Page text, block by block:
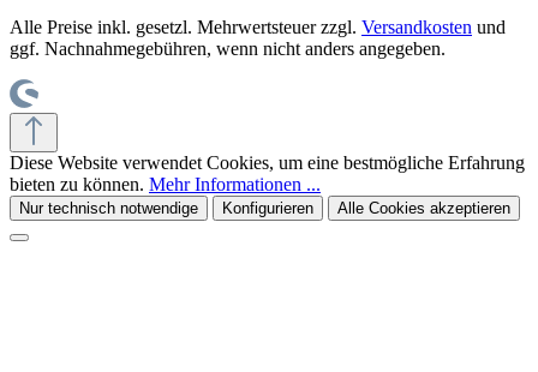
Alle Preise inkl. gesetzl. Mehrwertsteuer zzgl. Versandkosten und
ggf. Nachnahmegebühren, wenn nicht anders angegeben.
Diese Website verwendet Cookies, um eine bestmögliche Erfahrung
bieten zu können. Mehr Informationen ...
Nur technisch notwendige Konfigurieren Alle Cookies akzeptieren